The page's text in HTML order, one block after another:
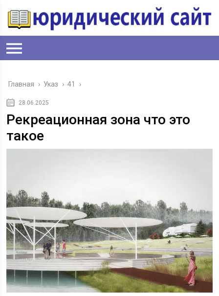
Главная › Указ › 41 ›
28.06.2025
Рекреационная зона что это
такое